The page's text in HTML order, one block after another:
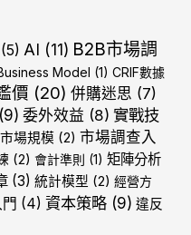
(5) AI (11) B2B市場調
Model (1) CRIF數據
價 (20) 併購迷思 (7)
委外效益 (8) 實戰技
市場規模(2) 市場調查入
(2) 會計準則 (1) 矩陣分析
(3) 統計模型 (2) 經營方
(4) 資本策略(9) 違反